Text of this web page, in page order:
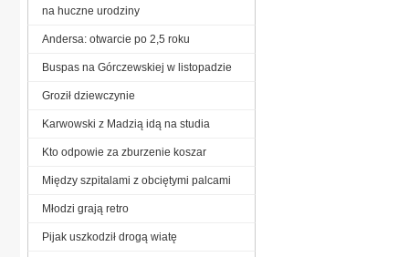
na huczne urodziny
Andersa: otwarcie po 2,5 roku
Buspas na Górczewskiej w listopadzie
Groził dziewczynie
Karwowski z Madzią idą na studia
Kto odpowie za zburzenie koszar
Między szpitalami z obciętymi palcami
Młodzi grają retro
Pijak uszkodził drogą wiatę